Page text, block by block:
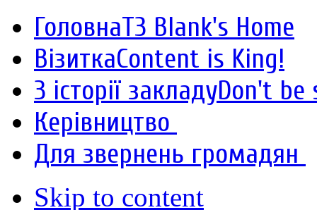
ГоловнаT3 Blank's Home
ВізиткаContent is King!
З історії закладуDon't be
Керівництво
Для звернень громадян
Skip to content